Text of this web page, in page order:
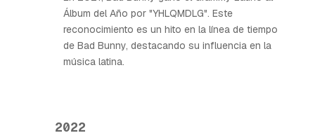
Álbum del Año por "YHLQMDLG". Este
reconocimiento es un hito en la línea de tiempo
de Bad Bunny, destacando su influencia en la
música latina.
2022